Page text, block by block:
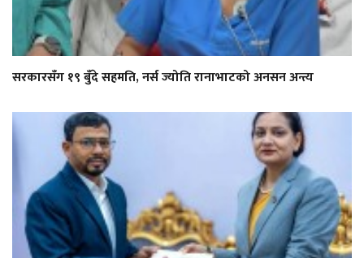
सरकारसँग १९ बुँदे सहमति, नर्स ज्योति रानाभाटको अनसन अन्त्य